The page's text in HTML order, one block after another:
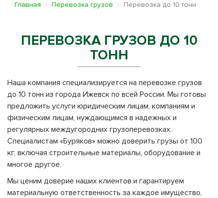
Главная Перевозка грузов Перевозка до 10 тонн
ПЕРЕВОЗКА ГРУЗОВ ДО 10
ТОНН
Наша компания специализируется на перевозке грузов
до 10 тонн из города Ижевск по всей России. Мы готовы
предложить услуги юридическим лицам, компаниям и
физическим лицам, нуждающимся в надежных и
регулярных междугородних грузоперевозках.
Специалистам «Буряков» можно доверить грузы от 100
кг, включая строительные материалы, оборудование и
многое другое.
Мы ценим доверие наших клиентов и гарантируем
материальную ответственность за каждое имущество,